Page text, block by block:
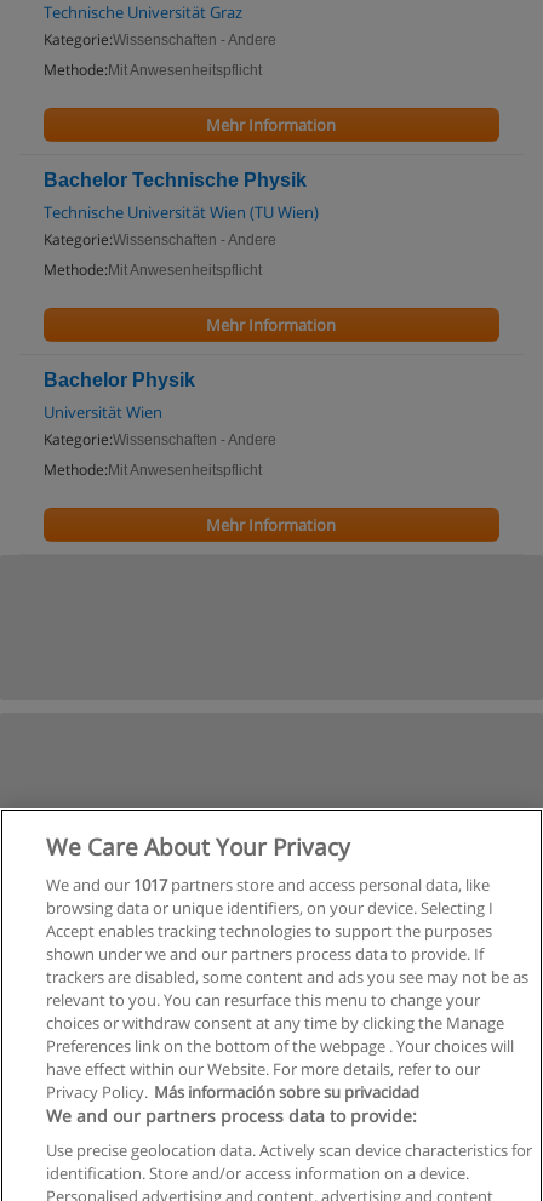
Technische Universität Graz
Kategorie:Wissenschaften - Andere
Methode: Mit Anwesenheitspflicht
Mehr Information
Bachelor Technische Physik
Technische Universität Wien (TU Wien)
Kategorie:Wissenschaften - Andere
Methode: Mit Anwesenheitspflicht
Mehr Information
Bachelor Physik
Universität Wien
Kategorie:Wissenschaften - Andere
Methode: Mit Anwesenheitspflicht
Mehr Information
Allgemeinen geschäftsbedingungen
Datenschutzpolitik
We Care About Your Privacy
We and our 1017partners store and access personal data, like
browsing data or unique identifiers, on your device. Selecting I
Accept enables tracking technologies to support the purposes
shown under we and our partners process data to provide. If
trackers are disabled, some content and ads you see may not be as
relevant to you. You can resurface this menu to change your
choices or withdraw consent at any time by clicking the Manage
Preferences link on the bottom of the webpage . Your choices will
have effect within our Website. For more details, refer to our
Privacy Policy. Más información sobre su privacidad
We and our partners process data to provide:
Use precise geolocation data. Actively scan device characteristics for
identification. Store and/or access information on a device.
Personalised advertising and content, advertising and content